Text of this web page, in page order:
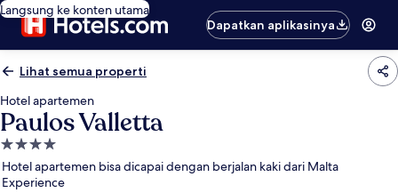
Langsung ke konten utama
Dapatkan aplikasinya
Lihat semua properti
Hotel apartemen
Paulos Valletta
Properti
bintang
4.0
Hotel apartemen bisa dicapai dengan berjalan kaki dari Malta
Experience